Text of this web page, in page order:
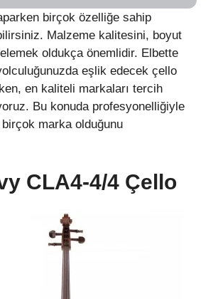
birçok özelliğe sahip
Malzeme kalitesini, boyut
oldukça önemlidir. Elbette
eşlik edecek çello
en kaliteli markaları tercih
Bu konuda profesyonelliğiyle
birçok marka olduğunu
CLA4-4/4 Çello